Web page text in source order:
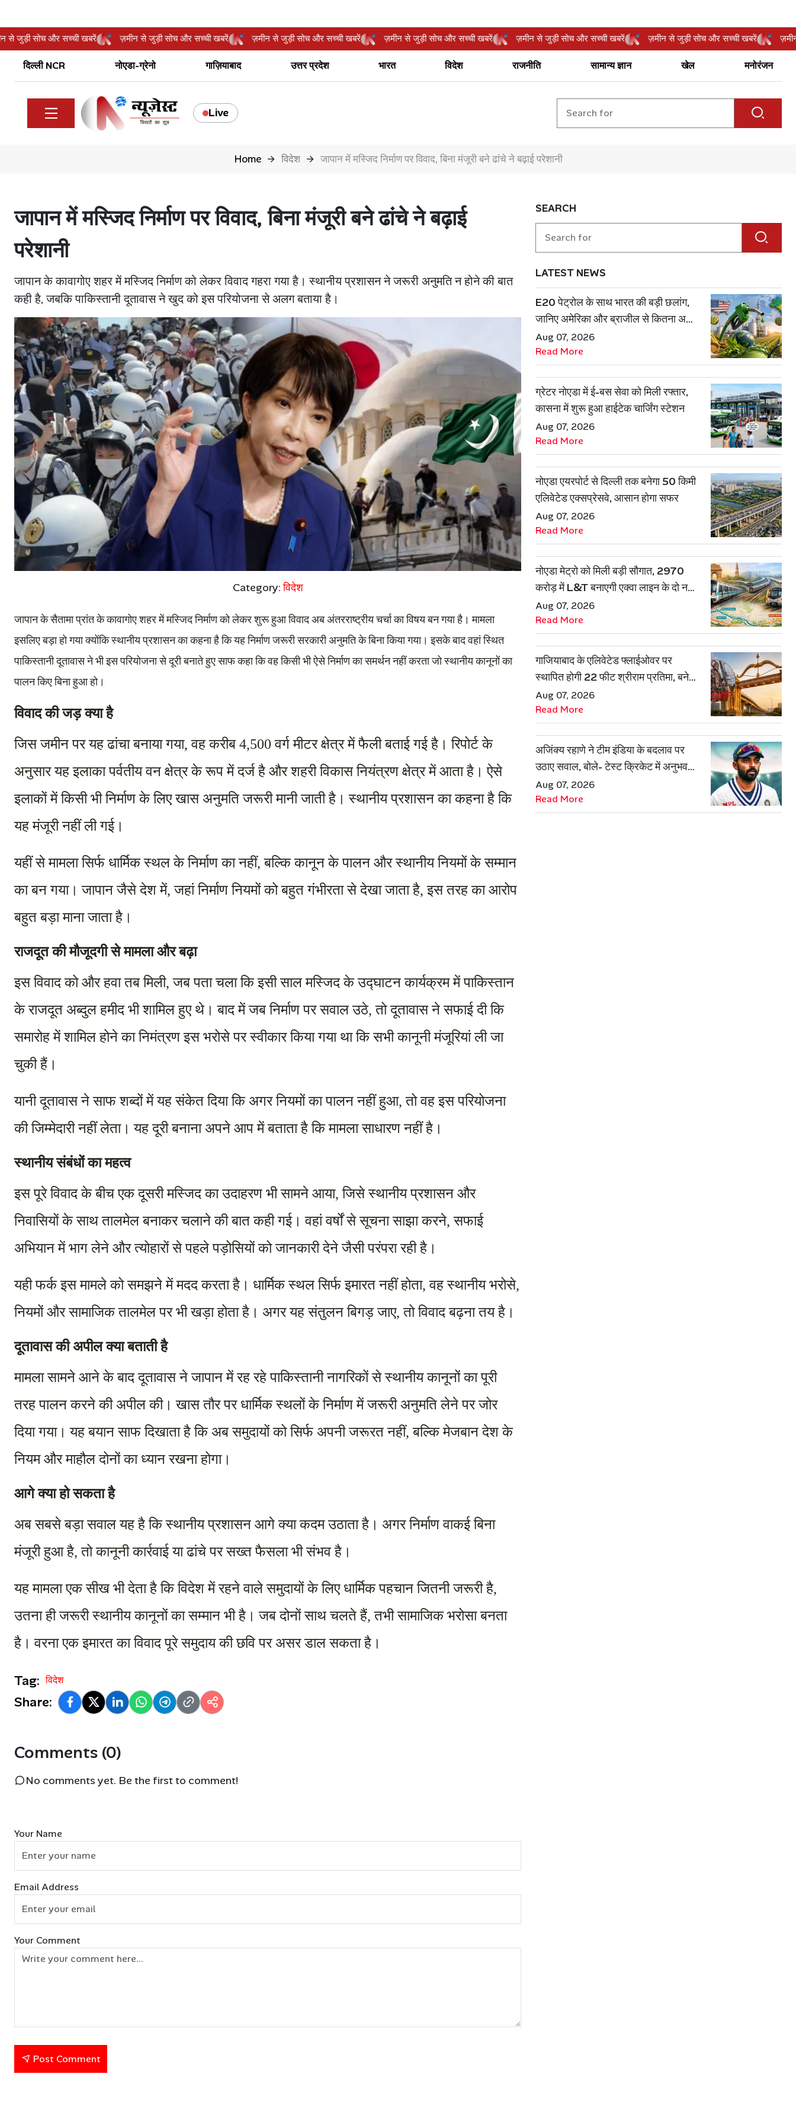
ज़मीन से जुड़ी सोच और सच्ची खबरें ज़मीन से जुड़ी सोच और सच्ची खबरें ज़मीन से जुड़ी सोच और सच्ची खबरें ज़मीन से जुड़ी सोच और सच्ची खबरें ज़मीन से जुड़ी सोच और सच्ची खबरें ज़मीन से जुड़ी सोच और सच्ची खबरें
दिल्ली NCR नोएडा-ग्रेनो गाज़ियाबाद उत्तर प्रदेश भारत विदेश राजनीति सामान्य ज्ञान खेल मनोरंजन
Live
Home विदेश जापान में मस्जिद निर्माण पर विवाद, बिना मंजूरी बने ढांचे ने बढ़ाई परेशानी
जापान में मस्जिद निर्माण पर विवाद, बिना मंजूरी बने ढांचे ने बढ़ाई
परेशानी
जापान के कावागोए शहर में मस्जिद निर्माण को लेकर विवाद गहरा गया है। स्थानीय प्रशासन ने जरूरी अनुमति न होने की बात
कही है, जबकि पाकिस्तानी दूतावास ने खुद को इस परियोजना से अलग बताया है।
Category:विदेश
जापान के सैतामा प्रांत के कावागोए शहर में मस्जिद निर्माण को लेकर शुरू हुआ विवाद अब अंतरराष्ट्रीय चर्चा का विषय बन गया है। मामला
इसलिए बड़ा हो गया क्योंकि स्थानीय प्रशासन का कहना है कि यह निर्माण जरूरी सरकारी अनुमति के बिना किया गया। इसके बाद वहां स्थित
पाकिस्तानी दूतावास ने भी इस परियोजना से दूरी बनाते हुए साफ कहा कि वह किसी भी ऐसे निर्माण का समर्थन नहीं करता जो स्थानीय कानूनों का
पालन किए बिना हुआ हो।
विवाद की जड़ क्या है
जिस जमीन पर यह ढांचा बनाया गया, वह करीब 4,500 वर्ग मीटर क्षेत्र में फैली बताई गई है। रिपोर्ट के
अनुसार यह इलाका पर्वतीय वन क्षेत्र के रूप में दर्ज है और शहरी विकास नियंत्रण क्षेत्र में आता है। ऐसे
इलाकों में किसी भी निर्माण के लिए खास अनुमति जरूरी मानी जाती है। स्थानीय प्रशासन का कहना है कि
यह मंजूरी नहीं ली गई।
यहीं से मामला सिर्फ धार्मिक स्थल के निर्माण का नहीं, बल्कि कानून के पालन और स्थानीय नियमों के सम्मान
का बन गया। जापान जैसे देश में, जहां निर्माण नियमों को बहुत गंभीरता से देखा जाता है, इस तरह का आरोप
बहुत बड़ा माना जाता है।
राजदूत की मौजूदगी से मामला और बढ़ा
इस विवाद को और हवा तब मिली, जब पता चला कि इसी साल मस्जिद के उद्घाटन कार्यक्रम में पाकिस्तान
के राजदूत अब्दुल हमीद भी शामिल हुए थे। बाद में जब निर्माण पर सवाल उठे, तो दूतावास ने सफाई दी कि
समारोह में शामिल होने का निमंत्रण इस भरोसे पर स्वीकार किया गया था कि सभी कानूनी मंजूरियां ली जा
चुकी हैं।
यानी दूतावास ने साफ शब्दों में यह संकेत दिया कि अगर नियमों का पालन नहीं हुआ, तो वह इस परियोजना
की जिम्मेदारी नहीं लेता। यह दूरी बनाना अपने आप में बताता है कि मामला साधारण नहीं है।
स्थानीय संबंधों का महत्व
इस पूरे विवाद के बीच एक दूसरी मस्जिद का उदाहरण भी सामने आया, जिसे स्थानीय प्रशासन और
निवासियों के साथ तालमेल बनाकर चलाने की बात कही गई। वहां वर्षों से सूचना साझा करने, सफाई
अभियान में भाग लेने और त्योहारों से पहले पड़ोसियों को जानकारी देने जैसी परंपरा रही है।
यही फर्क इस मामले को समझने में मदद करता है। धार्मिक स्थल सिर्फ इमारत नहीं होता, वह स्थानीय भरोसे,
नियमों और सामाजिक तालमेल पर भी खड़ा होता है। अगर यह संतुलन बिगड़ जाए, तो विवाद बढ़ना तय है।
दूतावास की अपील क्या बताती है
मामला सामने आने के बाद दूतावास ने जापान में रह रहे पाकिस्तानी नागरिकों से स्थानीय कानूनों का पूरी
तरह पालन करने की अपील की। खास तौर पर धार्मिक स्थलों के निर्माण में जरूरी अनुमति लेने पर जोर
दिया गया। यह बयान साफ दिखाता है कि अब समुदायों को सिर्फ अपनी जरूरत नहीं, बल्कि मेजबान देश के
नियम और माहौल दोनों का ध्यान रखना होगा।
आगे क्या हो सकता है
अब सबसे बड़ा सवाल यह है कि स्थानीय प्रशासन आगे क्या कदम उठाता है। अगर निर्माण वाकई बिना
मंजूरी हुआ है, तो कानूनी कार्रवाई या ढांचे पर सख्त फैसला भी संभव है।
यह मामला एक सीख भी देता है कि विदेश में रहने वाले समुदायों के लिए धार्मिक पहचान जितनी जरूरी है,
उतना ही जरूरी स्थानीय कानूनों का सम्मान भी है। जब दोनों साथ चलते हैं, तभी सामाजिक भरोसा बनता
है। वरना एक इमारत का विवाद पूरे समुदाय की छवि पर असर डाल सकता है।
Tag: विदेश
Share:
Comments (0)
No comments yet. Be the first to comment!
Your Name
Email Address
Your Comment
Post Comment
SEARCH
LATEST NEWS
E20 पेट्रोल के साथ भारत की बड़ी छलांग,
जानिए अमेरिका और ब्राजील से कितना अलग
है एथेनॉल मॉडल
Aug 07, 2026
Read More
ग्रेटर नोएडा में ई-बस सेवा को मिली रफ्तार,
कासना में शुरू हुआ हाईटेक चार्जिंग स्टेशन
Aug 07, 2026
Read More
नोएडा एयरपोर्ट से दिल्ली तक बनेगा 50 किमी
एलिवेटेड एक्सप्रेसवे, आसान होगा सफर
Aug 07, 2026
Read More
नोएडा मेट्रो को मिली बड़ी सौगात, 2970
करोड़ में L&T बनाएगी एक्वा लाइन के दो नए
रूट
Aug 07, 2026
Read More
गाजियाबाद के एलिवेटेड फ्लाईओवर पर
स्थापित होगी 22 फीट श्रीराम प्रतिमा, बनेगी
शहर की नई पहचान
Aug 07, 2026
Read More
अजिंक्य रहाणे ने टीम इंडिया के बदलाव पर
उठाए सवाल, बोले- टेस्ट क्रिकेट में अनुभव
की जरूरत हमेशा रहेगी
Aug 07, 2026
Read More